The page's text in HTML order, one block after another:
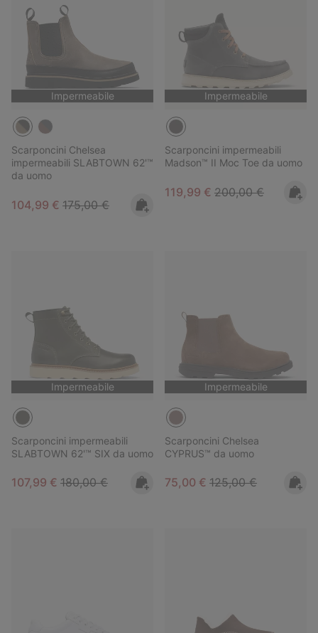
Impermeabile
Scarponcini Chelsea
impermeabili SLABTOWN 62'™
da uomo
Sale price:
104,99 € Regular price:
175,00 €
Impermeabile
Scarponcini impermeabili
Madson™ II Moc Toe da uomo
Sale price:
119,99 € Regular price:
200,00 €
Impermeabile
Scarponcini impermeabili
SLABTOWN 62'™ SIX da uomo
Sale price:
107,99 € Regular price:
180,00 €
Impermeabile
Scarponcini Chelsea
CYPRUS™ da uomo
Sale price:
75,00 € Regular price:
125,00 €